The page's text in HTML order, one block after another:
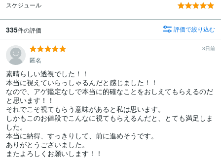
スケジュール
335件の評価 評価で絞り込む
3日前
匿名
素晴らしい透視でした！！
本当に視えていらっしゃるんだと感じました！！
なので、アゲ鑑定なしで本当に的確なことをおしえてもらえるのだ
と思います！！
それでこそ視てもらう意味があると私は思います。
しかもこのお値段でこんなに視てもらえるんだと、とても満足しま
した。
本当に納得、すっきりして、前に進めそうです。
ありがとうございました。
またよろしくお願いします！！